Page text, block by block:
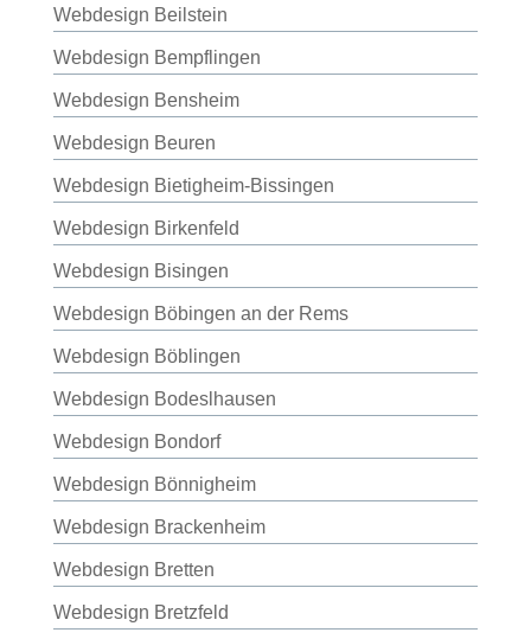
Webdesign Beilstein
Webdesign Bempflingen
Webdesign Bensheim
Webdesign Beuren
Webdesign Bietigheim-Bissingen
Webdesign Birkenfeld
Webdesign Bisingen
Webdesign Böbingen an der Rems
Webdesign Böblingen
Webdesign Bodeslhausen
Webdesign Bondorf
Webdesign Bönnigheim
Webdesign Brackenheim
Webdesign Bretten
Webdesign Bretzfeld